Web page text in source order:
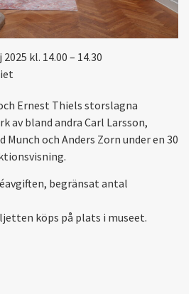
kl. 14.00 – 14.30
Ernest Thiels storslagna
av bland andra Carl Larsson,
Munch och Anders Zorn under en 30
begränsat antal
köps på plats i museet.